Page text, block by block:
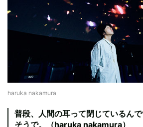
haruka nakamura
普段、人間の耳って閉じているん
そうで。（haruka nakamura）